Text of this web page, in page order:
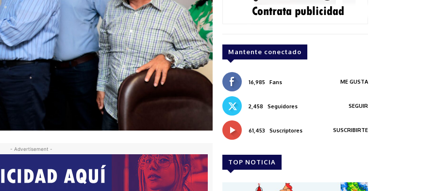
- Advertisement -
Mantente conectado
16,985 Fans ME GUSTA
2,458 Seguidores SEGUIR
61,453 Suscriptores SUSCRIBIRTE
TOP NOTICIA